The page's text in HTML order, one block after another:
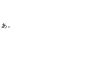
。